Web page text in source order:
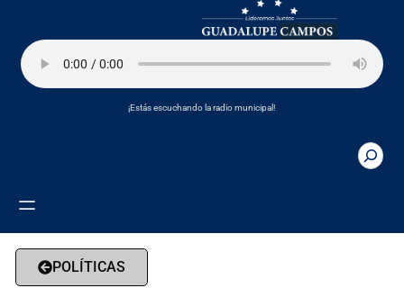
¡Estás escuchando la radio municipal!
POLÍTICAS